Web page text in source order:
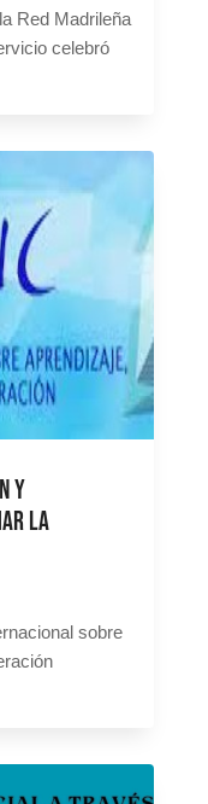
Red Madrileña
celebró
y
la
sobre